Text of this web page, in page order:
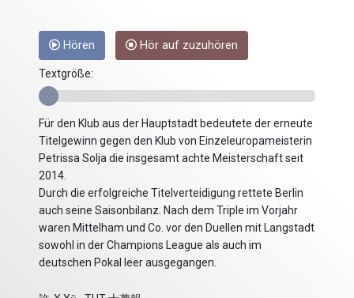
Hören Hör auf zuzuhören
Textgröße:
Für den Klub aus der Hauptstadt bedeutete der erneute
Titelgewinn gegen den Klub von Einzeleuropameisterin
Petrissa Solja die insgesamt achte Meisterschaft seit
2014.
Durch die erfolgreiche Titelverteidigung rettete Berlin
auch seine Saisonbilanz. Nach dem Triple im Vorjahr
waren Mittelham und Co. vor den Duellen mit Langstadt
sowohl in der Champions League als auch im
deutschen Pokal leer ausgegangen.